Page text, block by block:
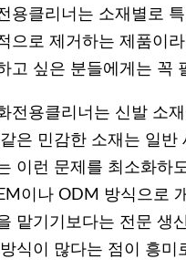
용클리너는 소재별로
으로 제거하는 제품이
고 싶은 분들에게는 꼭
전용클리너는 신발 소
은 민감한 소재는 일반
이런 문제를 최소화하
이나 ODM 방식으로
맡기기보다는 전문 생
식이 많다는 점이 흥미